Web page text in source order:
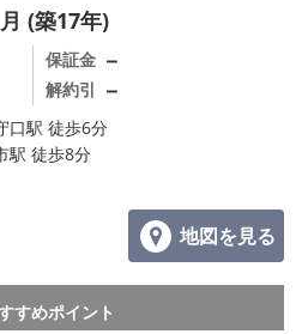
(築17年)
保証金 －
解約引 －
口駅 徒歩6分
駅 徒歩8分
地図を見る
すめポイント